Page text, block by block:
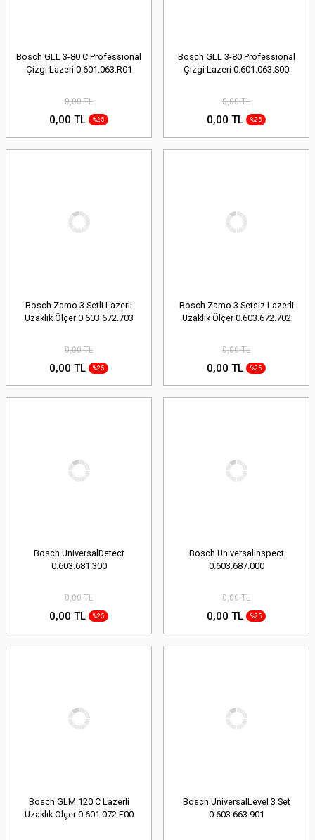
Bosch GLL 3-80 C Professional
Çizgi Lazeri 0.601.063.R01
0,00 TL
0,00 TL %25
Bosch GLL 3-80 Professional
Çizgi Lazeri 0.601.063.S00
0,00 TL
0,00 TL %25
Bosch Zamo 3 Setli Lazerli
Uzaklık Ölçer 0.603.672.703
0,00 TL
0,00 TL %25
Bosch Zamo 3 Setsiz Lazerli
Uzaklık Ölçer 0.603.672.702
0,00 TL
0,00 TL %25
Bosch UniversalDetect
0.603.681.300
0,00 TL
0,00 TL %25
Bosch UniversalInspect
0.603.687.000
0,00 TL
0,00 TL %25
Bosch GLM 120 C Lazerli
Uzaklık Ölçer 0.601.072.F00
Bosch UniversalLevel 3 Set
0.603.663.901